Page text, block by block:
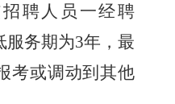
招聘人员一经聘
服务期为3年， 最
考或调动到其他